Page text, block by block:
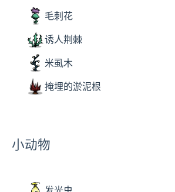
毛刺花
诱人荆棘
米虱木
掩埋的淤泥根
小动物